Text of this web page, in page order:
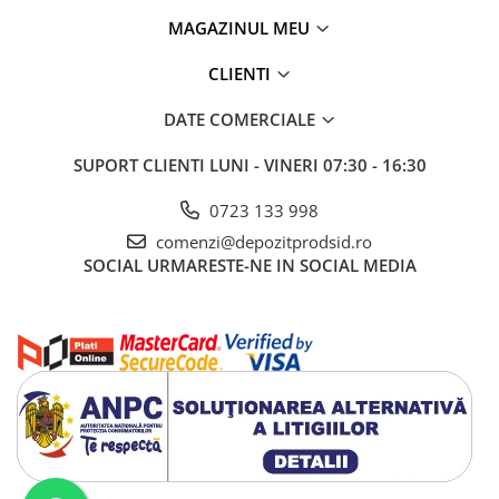
Țeavă amprentată
Țeavă pătrată și rectangulară
Țeavă rotundă pentru construcții
Țeavă rotundă pentru construții
zincată
Țeavă din oțel pentru instalații
Țeavă instalații fără sudură (țeavă
trasă)
MAGAZINUL MEU
CLIENTI
DATE COMERCIALE
SUPORT CLIENTI LUNI - VINERI 07:30 - 16:30
0723 133 998
comenzi@depozitprodsid.ro
SOCIAL URMARESTE-NE IN SOCIAL MEDIA